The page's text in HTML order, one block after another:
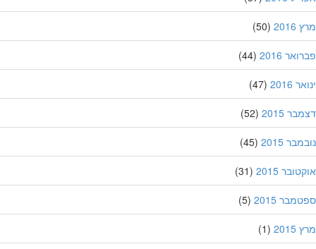
(50)
2016
(44)
2016
(47)
2015
(52)
2015
(45)
2015
(31)
2015
(5)
(1)